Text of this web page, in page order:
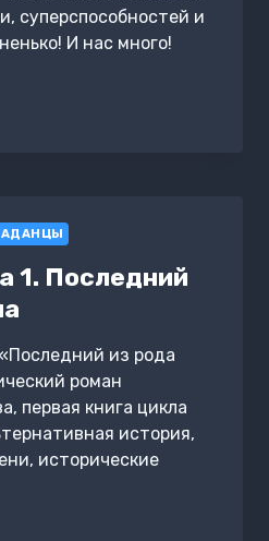
суперспособностей и
И нас много!
1. Последний
из рода
роман
первая книга цикла
история,
исторические